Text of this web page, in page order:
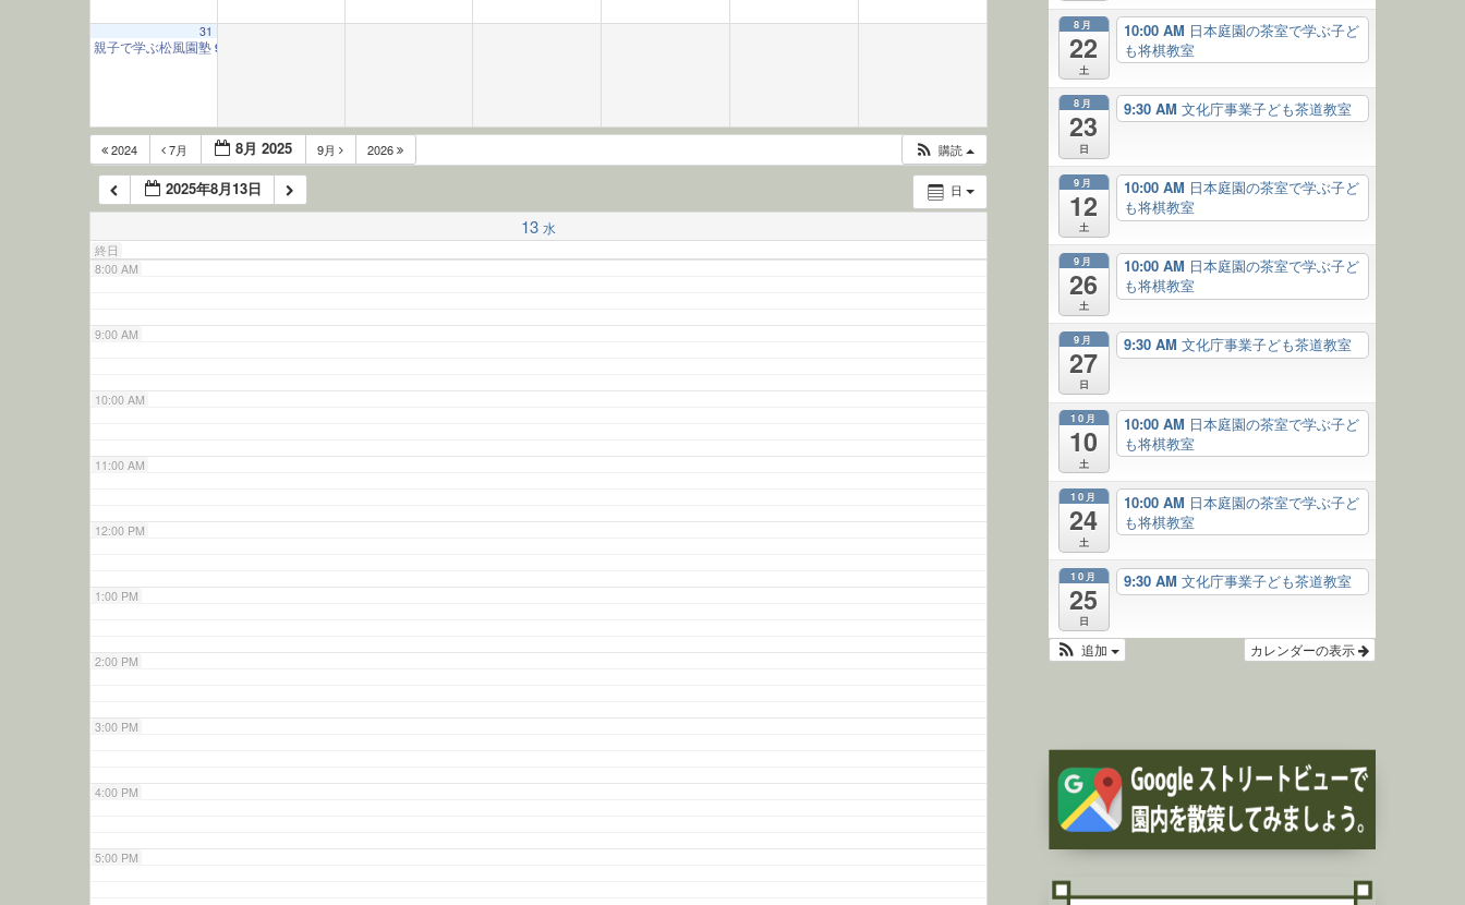
31
親子で学ぶ松風園塾 9:30 AM
2024 7月 8月 2025 9月 2026 購読
日
2025年8月13日
13 水
終日
6:00 AM
7:00 AM
8:00 AM
9:00 AM
10:00 AM
11:00 AM
12:00 PM
1:00 PM
2:00 PM
3:00 PM
4:00 PM
5:00 PM
8月
22
土
10:00 AM 日本庭園の茶室で学ぶ子ど
も将棋教室
8月
23
日
9:30 AM 文化庁事業子ども茶道教室
9月
12
土
10:00 AM 日本庭園の茶室で学ぶ子ど
も将棋教室
9月
26
土
10:00 AM 日本庭園の茶室で学ぶ子ど
も将棋教室
9月
27
日
9:30 AM 文化庁事業子ども茶道教室
10月
10
土
10:00 AM 日本庭園の茶室で学ぶ子ど
も将棋教室
10月
24
土
10:00 AM 日本庭園の茶室で学ぶ子ど
も将棋教室
10月
25
日
9:30 AM 文化庁事業子ども茶道教室
カレンダーの表示
追加